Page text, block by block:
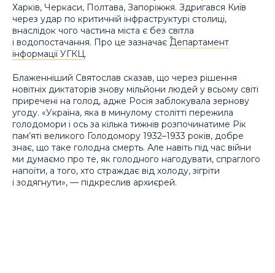
Харків, Черкаси, Полтава, Запоріжжя. Здригався Київ
через удар по критичній інфраструктурі столиці,
внаслідок чого частина міста є без світла
і водопостачання. Про це зазначаєДепартамент
інформації УГКЦ.
Блаженніший Святослав сказав, що через рішення
новітніх диктаторів знову мільйони людей у всьому світі
приречені на голод, адже Росія заблокувала зернову
угоду. «Україна, яка в минулому столітті пережила
голодомори і ось за кілька тижнів розпочинатиме Рік
пам’яті великого Голодомору 1932–1933 років, добре
знає, що таке голодна смерть. Але навіть під час війни
ми думаємо про те, як голодного нагодувати, спраглого
напоїти, а того, хто страждає від холоду, зігріти
і зодягнути», — підкреслив архиєрей.